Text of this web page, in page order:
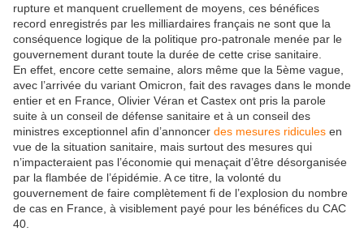
rupture et manquent cruellement de moyens, ces bénéfices
record enregistrés par les milliardaires français ne sont que la
conséquence logique de la politique pro-patronale menée par le
gouvernement durant toute la durée de cette crise sanitaire.
En effet, encore cette semaine, alors même que la 5ème vague,
avec l’arrivée du variant Omicron, fait des ravages dans le monde
entier et en France, Olivier Véran et Castex ont pris la parole
suite à un conseil de défense sanitaire et à un conseil des
ministres exceptionnel afin d’annoncer des mesures ridicules en
vue de la situation sanitaire, mais surtout des mesures qui
n’impacteraient pas l’économie qui menaçait d’être désorganisée
par la flambée de l’épidémie. A ce titre, la volonté du
gouvernement de faire complètement fi de l’explosion du nombre
de cas en France, à visiblement payé pour les bénéfices du CAC
40.